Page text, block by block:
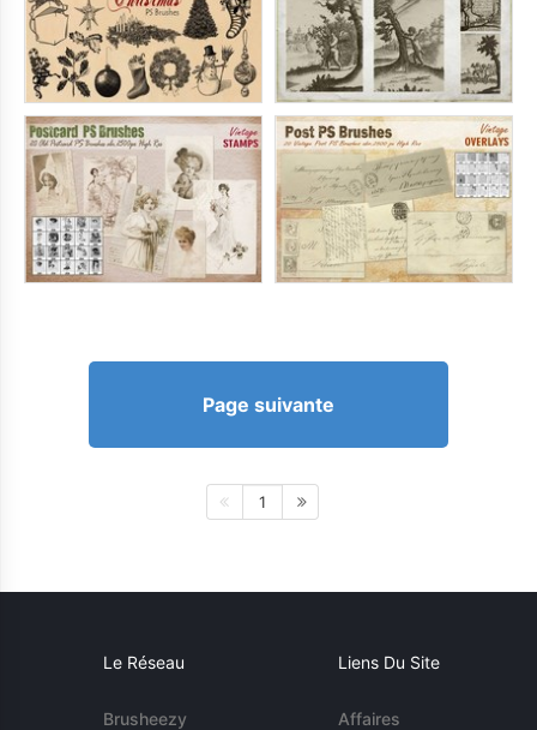
Page suivante
1
Le Réseau
Brusheezy
Liens Du Site
Affaires